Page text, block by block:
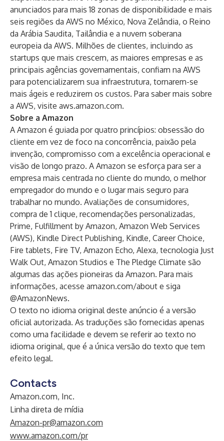
anunciados para mais 18 zonas de disponibilidade e mais
seis regiões da AWS no México, Nova Zelândia, o Reino
da Arábia Saudita, Tailândia e a nuvem soberana
europeia da AWS. Milhões de clientes, incluindo as
startups que mais crescem, as maiores empresas e as
principais agências governamentais, confiam na AWS
para potencializarem sua infraestrutura, tornarem-se
mais ágeis e reduzirem os custos. Para saber mais sobre
a AWS, visite aws.amazon.com.
Sobre a Amazon
A Amazon é guiada por quatro princípios: obsessão do
cliente em vez de foco na concorrência, paixão pela
invenção, compromisso com a excelência operacional e
visão de longo prazo. A Amazon se esforça para ser a
empresa mais centrada no cliente do mundo, o melhor
empregador do mundo e o lugar mais seguro para
trabalhar no mundo. Avaliações de consumidores,
compra de 1 clique, recomendações personalizadas,
Prime, Fulfillment by Amazon, Amazon Web Services
(AWS), Kindle Direct Publishing, Kindle, Career Choice,
Fire tablets, Fire TV, Amazon Echo, Alexa, tecnologia Just
Walk Out, Amazon Studios e The Pledge Climate são
algumas das ações pioneiras da Amazon. Para mais
informações, acesse amazon.com/about e siga
@AmazonNews.
O texto no idioma original deste anúncio é a versão
oficial autorizada. As traduções são fornecidas apenas
como uma facilidade e devem se referir ao texto no
idioma original, que é a única versão do texto que tem
efeito legal.
Contacts
Amazon.com, Inc.
Linha direta de mídia
Amazon-pr@amazon.com
www.amazon.com/pr